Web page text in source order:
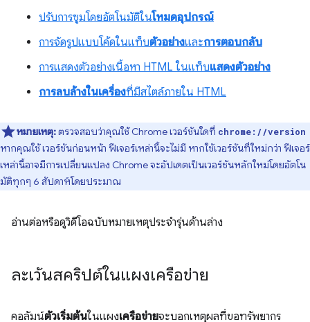
ปรับการซูมโดยอัตโนมัติในโหมดอุปกรณ์
การจัดรูปแบบโค้ดในแท็บตัวอย่างและการตอบกลับ
การแสดงตัวอย่างเนื้อหา HTML ในแท็บแสดงตัวอย่าง
การลบล้างในเครื่องที่มีสไตล์ภายใน HTML
หมายเหตุ:ตรวจสอบว่าคุณใช้ Chrome เวอร์ชันใดที่ chrome://version
หากคุณใช้ เวอร์ชันก่อนหน้า ฟีเจอร์เหล่านี้จะไม่มี หากใช้เวอร์ชันที่ใหม่กว่า ฟีเจอร์
เหล่านี้อาจมีการเปลี่ยนแปลง Chrome จะอัปเดตเป็นเวอร์ชันหลักใหม่โดยอัตโน
มัติทุกๆ 6 สัปดาห์โดยประมาณ
อ่านต่อหรือดูวิดีโอฉบับหมายเหตุประจำรุ่นด้านล่าง
ละเว้นสคริปต์ในแผงเครือข่าย
คอลัมน์ตัวเริ่มต้นในแผงเครือข่ายจะบอกเหตุผลที่ขอทรัพยากร